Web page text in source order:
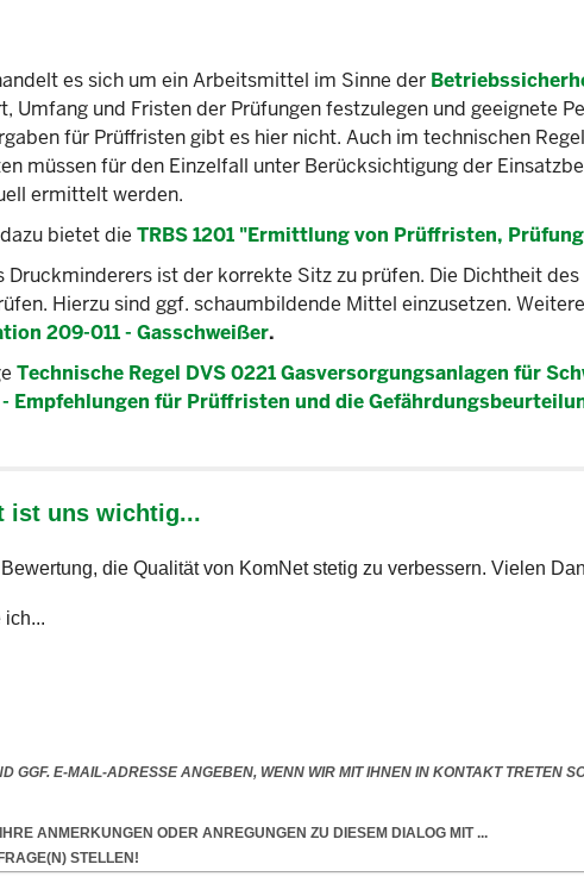
es sich um ein Arbeitsmittel im Sinne der
Umfang und Fristen der Prüfungen festzulegen und geeignete
für Prüffristen gibt es hier nicht. Auch im technischen
müssen für den Einzelfall unter Berücksichtigung der
ermittelt werden.
bietet die TRBS 1201 "Ermittlung von Prüffristen,
Druckminderers ist der korrekte Sitz zu prüfen. Die Dichtheit
Hierzu sind ggf. schaumbildende Mittel einzusetzen.
209-011 - Gasschweißer.
Technische Regel DVS 0221 Gasversorgungsanlagen für
Empfehlungen für Prüffristen und die